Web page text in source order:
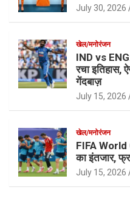
July 30, 2026
खेल/मनोरंजन
IND vs
रचा इतिहास,
गेंदबाज़
July 15, 2026
खेल/मनोरंजन
FIFA World
का इंतजार,
July 15, 2026